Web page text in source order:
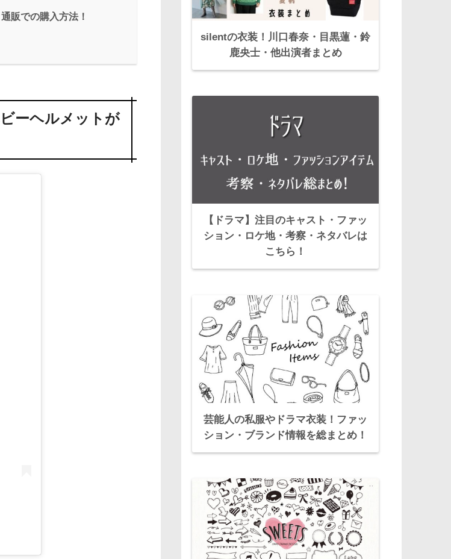
販での購入方法！
ーヘルメットが
silentの衣装！川口春奈・目黒蓮・鈴
鹿央士・他出演者まとめ
【ドラマ】注目のキャスト・ファッ
ション・ロケ地・考察・ネタバレは
こちら！
芸能人の私服やドラマ衣装！ファッ
ション・ブランド情報を総まとめ！